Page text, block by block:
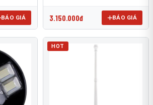
BÁO GIÁ 3.150.000đ BÁO GIÁ
HOT